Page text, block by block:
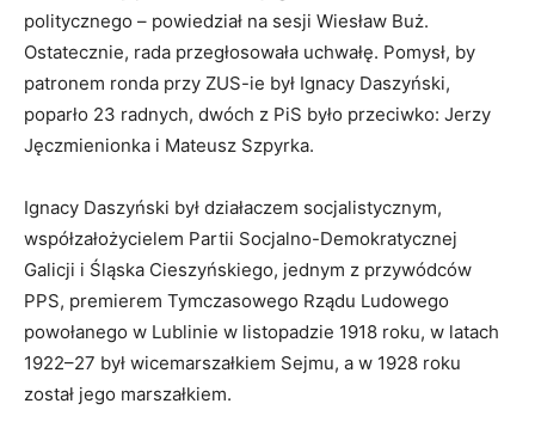
politycznego – powiedział na sesji Wiesław Buż.
Ostatecznie, rada przegłosowała uchwałę. Pomysł, by
patronem ronda przy ZUS-ie był Ignacy Daszyński,
poparło 23 radnych, dwóch z PiS było przeciwko: Jerzy
Jęczmienionka i Mateusz Szpyrka.
Ignacy Daszyński był działaczem socjalistycznym,
współzałożycielem Partii Socjalno-Demokratycznej
Galicji i Śląska Cieszyńskiego, jednym z przywódców
PPS, premierem Tymczasowego Rządu Ludowego
powołanego w Lublinie w listopadzie 1918 roku, w latach
1922–27 był wicemarszałkiem Sejmu, a w 1928 roku
został jego marszałkiem.